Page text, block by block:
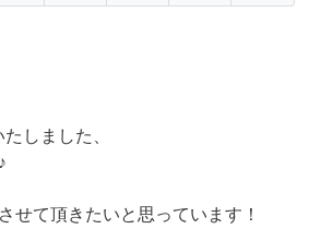
しました、
せて頂きたいと思っています！